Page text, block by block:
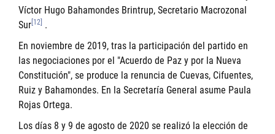
Víctor Hugo Bahamondes Brintrup, Secretario Macrozonal
Sur [12] .
En noviembre de 2019, tras la participación del partido en
las negociaciones por el "Acuerdo de Paz y por la Nueva
Constitución", se produce la renuncia de Cuevas, Cifuentes,
Ruiz y Bahamondes. En la Secretaría General asume Paula
Rojas Ortega.
Los días 8 y 9 de agosto de 2020 se realizó la elección de